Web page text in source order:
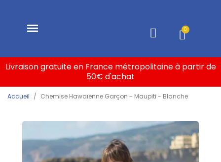
Livraison gratuite en France métropolitaine à partir de
50€ d'achat
Accueil Chemise Hawaïenne Garçon - Maupiti - Blanche